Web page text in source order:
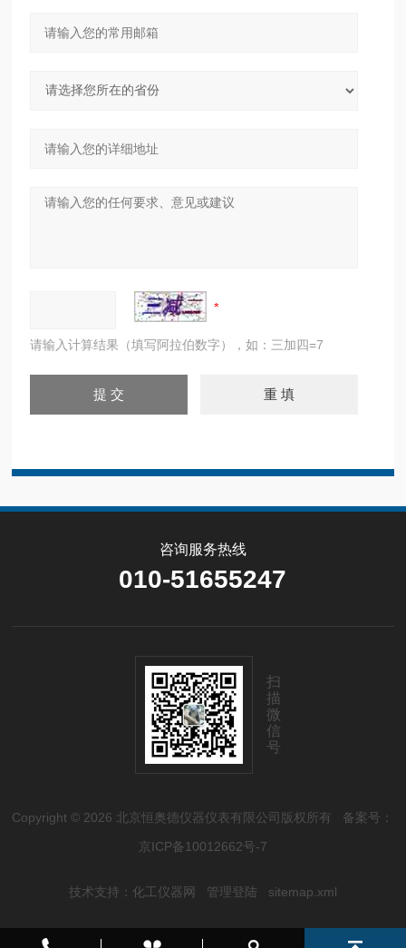
请输入计算结果（填写阿拉伯数字），如：三加四=7
咨询服务热线
010-51655247
扫
描
微
信
号
Copyright © 2026 北京恒奥德仪器仪表有限公司版权所有 备案号：
京ICP备10012662号-7
技术支持： 化工仪器网 管理登陆 sitemap.xml